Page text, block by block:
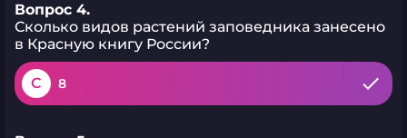
Вопрос 4.
Сколько видов растений заповедника занесено
в Красную книгу России?
C 8